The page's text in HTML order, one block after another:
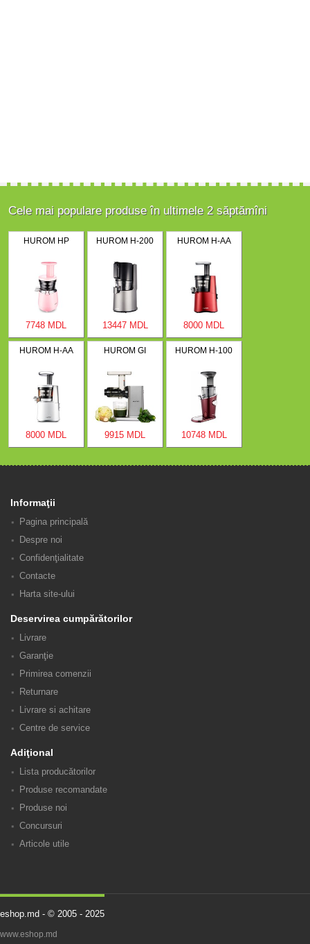
Cele mai populare produse în ultimele 2 săptămîni
HUROM HP
7748 MDL
HUROM H-200
13447 MDL
HUROM H-AA
8000 MDL
HUROM H-AA
8000 MDL
HUROM GI
9915 MDL
HUROM H-100
10748 MDL
Informaţii
Pagina principală
Despre noi
Confidenţialitate
Contacte
Harta site-ului
Deservirea cumpărătorilor
Livrare
Garanţie
Primirea comenzii
Returnare
Livrare si achitare
Centre de service
Adiţional
Lista producătorilor
Produse recomandate
Produse noi
Concursuri
Articole utile
eshop.md - © 2005 - 2025
www.eshop.md